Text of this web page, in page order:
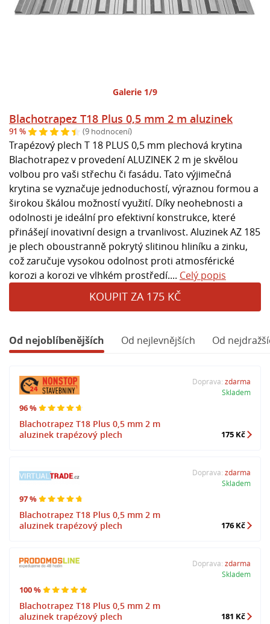
Galerie 1/9
Blachotrapez T18 Plus 0,5 mm 2 m aluzinek
91 % (9 hodnocení)
Trapézový plech T 18 PLUS 0,5 mm plechová krytina
Blachotrapez v provedení ALUZINEK 2 m je skvělou
volbou pro vaši střechu či fasádu. Tato výjimečná
krytina se vyznačuje jednoduchostí, výraznou formou a
širokou škálou možností využití. Díky neohebnosti a
odolnosti je ideální pro efektivní konstrukce, které
přinášejí inovativní design a trvanlivost. Aluzinek AZ 185
je plech oboustranně pokrytý slitinou hliníku a zinku,
což zaručuje vysokou odolnost proti atmosférické
korozi a korozi ve vlhkém prostředí.... Celý popis
KOUPIT ZA 175 KČ
Od nejoblíbenějších Od nejlevnějších Od
96 %
Blachotrapez T18 Plus 0,5 mm 2 m
aluzinek trapézový plech
Doprava: zdarma
Skladem
175 Kč
97 %
Blachotrapez T18 Plus 0,5 mm 2 m
aluzinek trapézový plech
Doprava: zdarma
Skladem
176 Kč
100 %
Blachotrapez T18 Plus 0,5 mm 2 m
aluzinek trapézový plech
Doprava: zdarma
Skladem
181 Kč